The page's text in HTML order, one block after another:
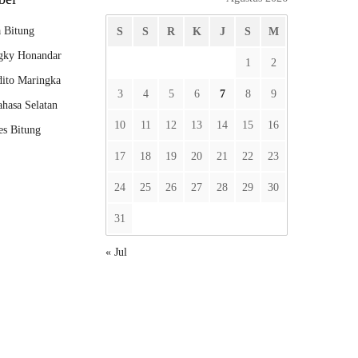
Bitung
Honandar
Maringka
Selatan
Bitung
S S R K J S M
1 2
3 4 5 6 7 8 9
10 11 12 13 14 15 16
17 18 19 20 21 22 23
24 25 26 27 28 29 30
31
« Jul